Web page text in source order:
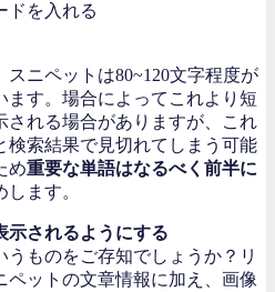
ドを入れる
スニペットは80~120文字程度が
ます。場合によってこれより短
される場合がありますが、これ
検索結果で見切れてしまう可能
め重要な単語はなるべく前半に
ます。
示されるようにする
うものをご存知でしょうか？リ
ペットの文章情報に加え、画像